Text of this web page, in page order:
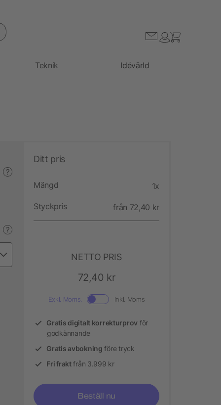
Teknik Idévärld
?
?
Ditt pris
Mängd 1x
Styckpris från 72,40 kr
NETTO PRIS
72,40 kr
Exkl. Moms. Inkl. Moms
Gratis digitalt korrekturprov för
godkännande
Gratis avbokning före tryck
Fri fraktfrån 3.999 kr
Beställ nu